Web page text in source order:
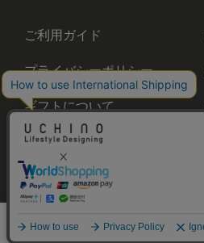
メニュー
ご利用ガイド
プライバシーポリシー
ギフトについて